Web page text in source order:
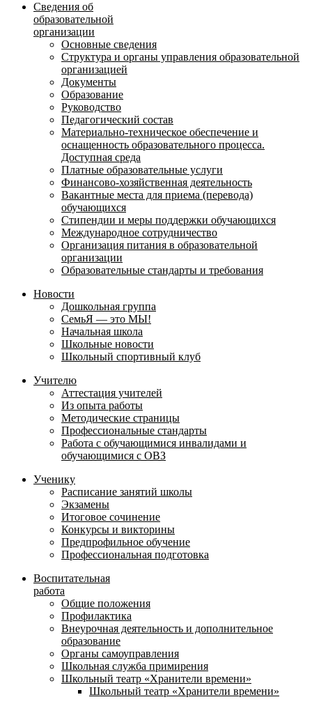
Сведения об
образовательной
организации
Основные сведения
Структура и органы управления образовательной
организацией
Документы
Образование
Руководство
Педагогический состав
Материально-техническое обеспечение и
оснащенность образовательного процесса.
Доступная среда
Платные образовательные услуги
Финансово-хозяйственная деятельность
Вакантные места для приема (перевода)
обучающихся
Стипендии и меры поддержки обучающихся
Международное сотрудничество
Организация питания в образовательной
организации
Образовательные стандарты и требования
Новости
Дошкольная группа
СемьЯ — это МЫ!
Начальная школа
Школьные новости
Школьный спортивный клуб
Учителю
Аттестация учителей
Из опыта работы
Методические страницы
Профессиональные стандарты
Работа с обучающимися инвалидами и
обучающимися с ОВЗ
Ученику
Расписание занятий школы
Экзамены
Итоговое сочинение
Конкурсы и викторины
Предпрофильное обучение
Профессиональная подготовка
Воспитательная
работа
Общие положения
Профилактика
Внеурочная деятельность и дополнительное
образование
Органы самоуправления
Школьная служба примирения
Школьный театр «Хранители времени»
Школьный театр «Хранители времени»